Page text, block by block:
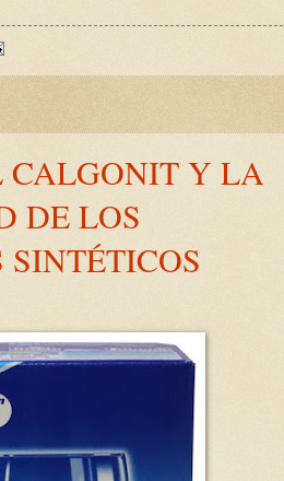
CALGONIT Y LA
DE LOS